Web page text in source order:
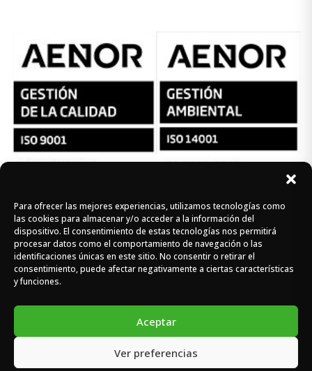
Para ofrecer las mejores experiencias, utilizamos tecnologías como
las cookies para almacenar y/o acceder a la información del
dispositivo. El consentimiento de estas tecnologías nos permitirá
procesar datos como el comportamiento de navegación o las
identificaciones únicas en este sitio. No consentir o retirar el
consentimiento, puede afectar negativamente a ciertas características
y funciones.
Aceptar
Ver preferencias
Síguenos en redes
Instagram
Facebook
X
DOMASA © 2026 - Todos los derechos reservados -Diseño